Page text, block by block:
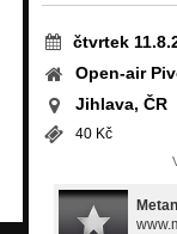
čtvrtek
Open-air
Jihlava, ČR
40 Kč